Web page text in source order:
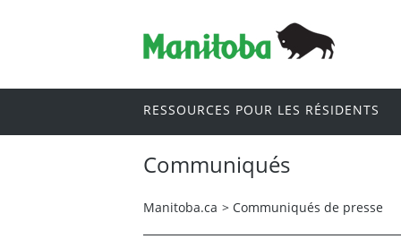
RESSOURCES POUR LES RÉSIDENTS
Communiqués
Manitoba.ca > Communiqués de presse